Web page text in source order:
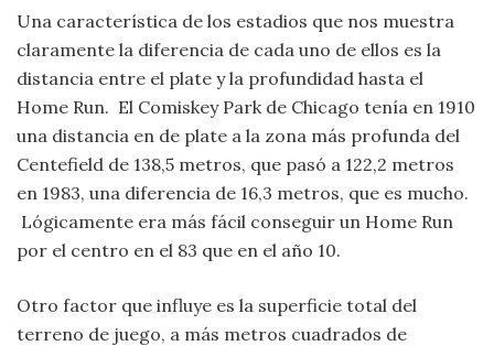
Una característica de los estadios que nos muestra
claramente la diferencia de cada uno de ellos es la
distancia entre el plate y la profundidad hasta el
Home Run. El Comiskey Park de Chicago tenía en 1910
una distancia en de plate a la zona más profunda del
Centefield de 138,5 metros, que pasó a 122,2 metros
en 1983, una diferencia de 16,3 metros, que es mucho.
Lógicamente era más fácil conseguir un Home Run
por el centro en el 83 que en el año 10.
Otro factor que influye es la superficie total del
terreno de juego, a más metros cuadrados de